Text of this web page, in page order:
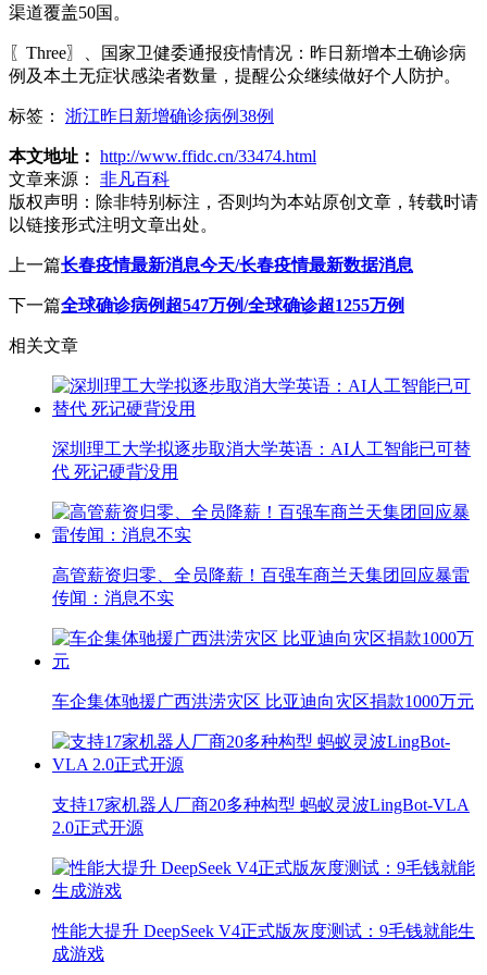
渠道覆盖50国。
〖Three〗、国家卫健委通报疫情情况：昨日新增本土确诊病
例及本土无症状感染者数量，提醒公众继续做好个人防护。
标签： 浙江昨日新增确诊病例38例
本文地址： http://www.ffidc.cn/33474.html
文章来源：
非凡百科
版权声明： 除非特别标注，否则均为本站原创文章，转载时请
以链接形式注明文章出处。
上一篇长春疫情最新消息今天/长春疫情最新数据消息
下一篇全球确诊病例超547万例/全球确诊超1255万例
相关文章
深圳理工大学拟逐步取消大学英语：AI人工智能已可替
代 死记硬背没用
高管薪资归零、全员降薪！百强车商兰天集团回应暴雷
传闻：消息不实
车企集体驰援广西洪涝灾区 比亚迪向灾区捐款1000万元
支持17家机器人厂商20多种构型 蚂蚁灵波LingBot-VLA
2.0正式开源
性能大提升 DeepSeek V4正式版灰度测试：9毛钱就能生
成游戏